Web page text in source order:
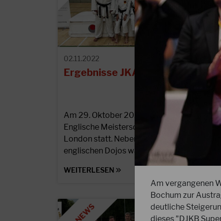
02.11.2022
Ergebnisse JKA England Open
Am 29. Oktober 2022 fand die offene
Englische Meisterschaft in Crawley bei
London statt. Neben zahlreichen
englischen Dojos waren auch Teams aus…
WEITERLESEN
Am vergangenen
Bochum zur
deutliche
dieses "DJKB